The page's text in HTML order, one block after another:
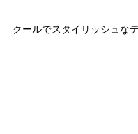
クールでスタイリッシュな